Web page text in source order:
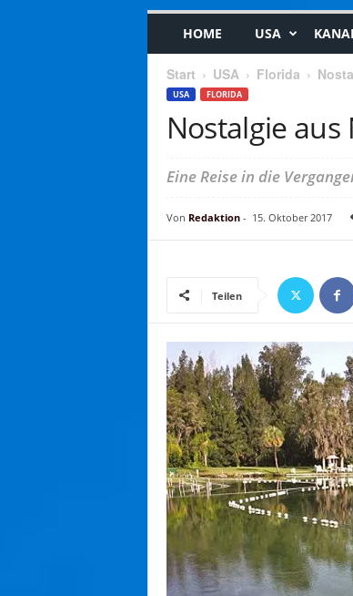
HOME USA
Start USA Florida
USA FLORIDA
Nostalgie
Eine Reise in die
Von Redaktion- 15. Oktober 2017
Teilen